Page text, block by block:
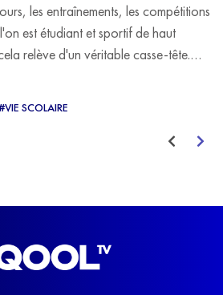
les entraînements, les compétitions
est étudiant et sportif de haut
relève d'un véritable casse-tête.
a failli abandonner ses études
équilibre.
SCOLAIRE